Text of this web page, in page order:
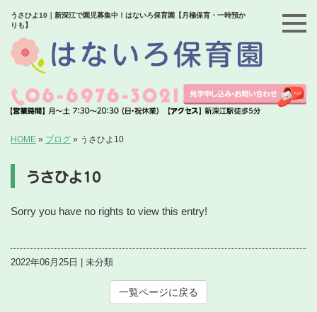
うさひよ10｜新深江で園児募集中！はないろ保育園【月極保育・一時預か
りも】
HOME » ブログ » うさひよ10
うさひよ10
Sorry you have no rights to view this entry!
2022年06月25日 | 未分類
一覧ページに戻る